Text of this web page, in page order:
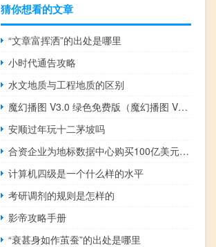
猜你想看的文章
“文章富挥洒”的出处是哪里
小时代通告攻略
水文地质与工程地质的区别
魔幻播图 V3.0 绿色免费版（魔幻播图 V3.0 绿色免费版功能简介）
安顺过年玩十二茅坡吗
合资企业为地标数据中心购买100亿美元土地
计算机四级是一个什么样的水平
考研调剂的规则是怎样的
影帝攻略手册
“衰甚身如作茧蚕”的出处是哪里